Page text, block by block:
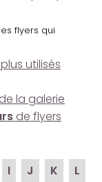
les flyers qui
utilisés
la galerie
de flyers
I J K
L